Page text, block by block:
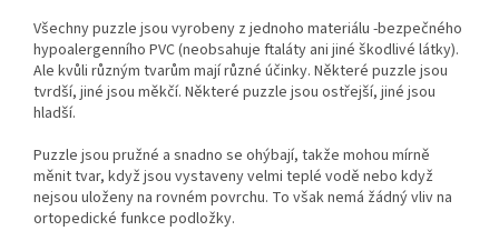
Všechny puzzle jsou vyrobeny z jednoho materiálu -bezpečného
hypoalergenního PVC (neobsahuje ftaláty ani jiné škodlivé látky).
Ale kvůli různým tvarům mají různé účinky. Některé puzzle jsou
tvrdší, jiné jsou měkčí. Některé puzzle jsou ostřejší, jiné jsou
hladší.
Puzzle jsou pružné a snadno se ohýbají, takže mohou mírně
měnit tvar, když jsou vystaveny velmi teplé vodě nebo když
nejsou uloženy na rovném povrchu. To však nemá žádný vliv na
ortopedické funkce podložky.